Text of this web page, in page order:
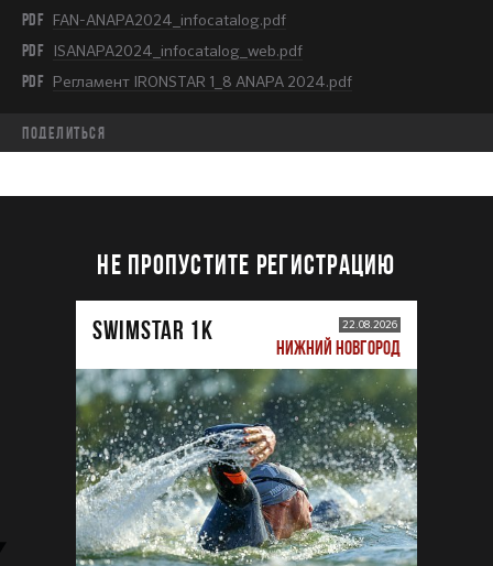
PDF FAN-ANAPA2024_infocatalog.pdf
PDF ISANAPA2024_infocatalog_web.pdf
PDF Регламент IRONSTAR 1_8 ANAPA 2024.pdf
Поделиться
НЕ ПРОПУСТИТЕ РЕГИСТРАЦИЮ
SWIMSTAR 1K 22.08.2026
НИЖНИЙ НОВГОРОД